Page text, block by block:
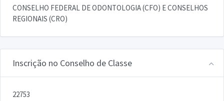
CONSELHO FEDERAL DE ODONTOLOGIA (CFO) E CONSELHOS
REGIONAIS (CRO)
Inscrição no Conselho de Classe
22753